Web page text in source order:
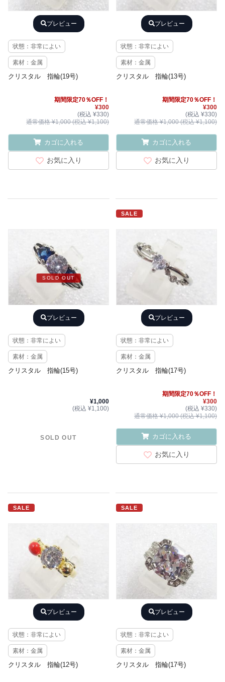
プレビュー
状態：非常によい
素材：金属
クリスタル 指輪(19号)
期間限定70％OFF！
¥300
(税込 ¥330)
通常価格 ¥1,000 (税込 ¥1,100)
カゴに入れる
お気に入り
プレビュー
状態：非常によい
素材：金属
クリスタル 指輪(13号)
期間限定70％OFF！
¥300
(税込 ¥330)
通常価格 ¥1,000 (税込 ¥1,100)
カゴに入れる
お気に入り
SOLD OUT
プレビュー
状態：非常によい
素材：金属
クリスタル 指輪(15号)
¥1,000
(税込 ¥1,100)
SOLD OUT
SALE
プレビュー
状態：非常によい
素材：金属
クリスタル 指輪(17号)
期間限定70％OFF！
¥300
(税込 ¥330)
通常価格 ¥1,000 (税込 ¥1,100)
カゴに入れる
お気に入り
SALE
プレビュー
状態：非常によい
素材：金属
クリスタル 指輪(12号)
SALE
プレビュー
状態：非常によい
素材：金属
クリスタル 指輪(17号)